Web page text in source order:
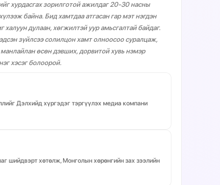
хурдасгах зорилготой ажилдаг 20-30 насны
байна. Бид хамтдаа атгасан гар мэт нэгдэн
дулаан, хөгжилтэй уур амьсгалтай байдаг.
зүйлсээ солилцон хамт олноосоо суралцаж,
өсөн дэвших, дорвитой хувь нэмэр
хэсэг болоорой.
Дэлхийд хүргэдэг тэргүүлэх медиа компани
шийдвэрт хөтөлж, Монголын хөрөнгийн зах зээлийн